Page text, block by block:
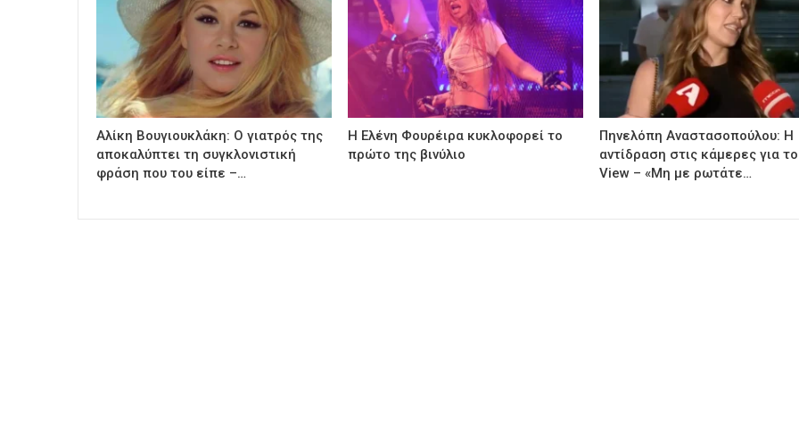
Αλίκη Βουγιουκλάκη: Ο γιατρός της
αποκαλύπτει τη συγκλονιστική
φράση που του είπε –…
Η Ελένη Φουρέιρα κυκλοφορεί το
πρώτο της βινύλιο
Πηνελόπη Αναστασοπούλου: Η
αντίδραση στις κάμερες για
View – «Μη με ρωτάτε…